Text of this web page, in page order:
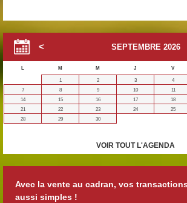
SEPTEMBRE 2026
L M M J V
1
2 3 4
7
8 9 10 11
14
15 16 17 18
21
22 23 24 25
28
29 30
VOIR TOUT L'AGENDA
Avec la vente au cadran, vos
aussi simples !